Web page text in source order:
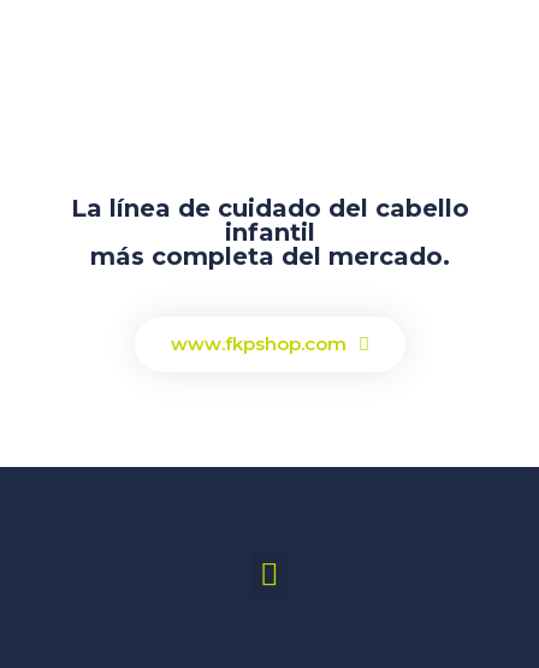
La línea de cuidado del cabello
infantil
más completa del mercado.
www.fkpshop.com